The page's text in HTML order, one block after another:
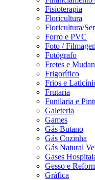
Fisioterapia
Floricultura
Floricultura/
Forro e PVC
Foto /
Fotógrafo
Fretes e
Frigorífico
Frios e
Frutaria
Funilaria e
Galeteria
Games
Gás Butano
Gás Cozinha
Gás Natural
Gases
Gesso e
Gráfica